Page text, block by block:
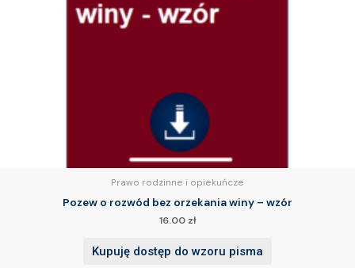
Prawo rodzinne i opiekuńcze
Pozew o rozwód bez orzekania winy – wzór
16.00 zł
Kupuję dostęp do wzoru pisma